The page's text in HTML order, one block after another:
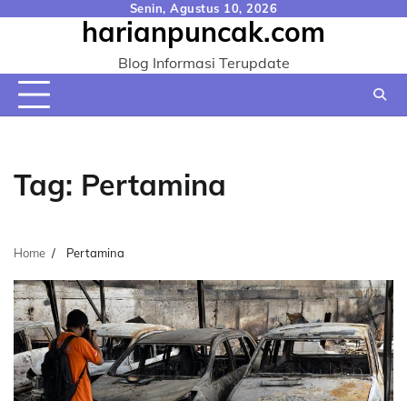
Senin, Agustus 10, 2026
harianpuncak.com
Blog Informasi Terupdate
Tag: Pertamina
Home Pertamina